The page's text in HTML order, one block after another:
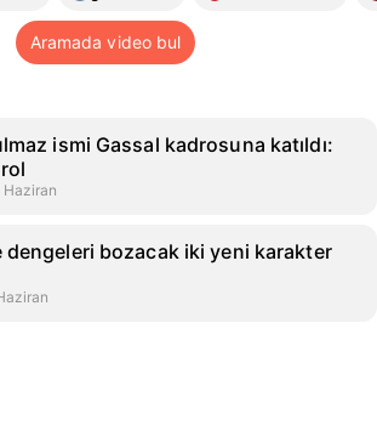
Aramada video bul
ismi Gassal kadrosuna katıldı:
Haziran
dengeleri bozacak iki yeni karakter